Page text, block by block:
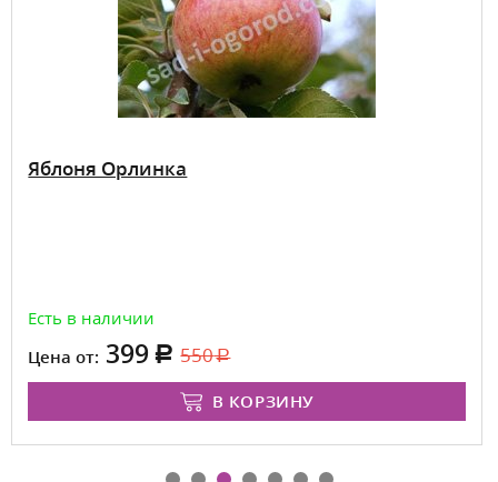
Яблоня Орлинка
Есть в наличии
Цена от: 399 550
В КОРЗИНУ